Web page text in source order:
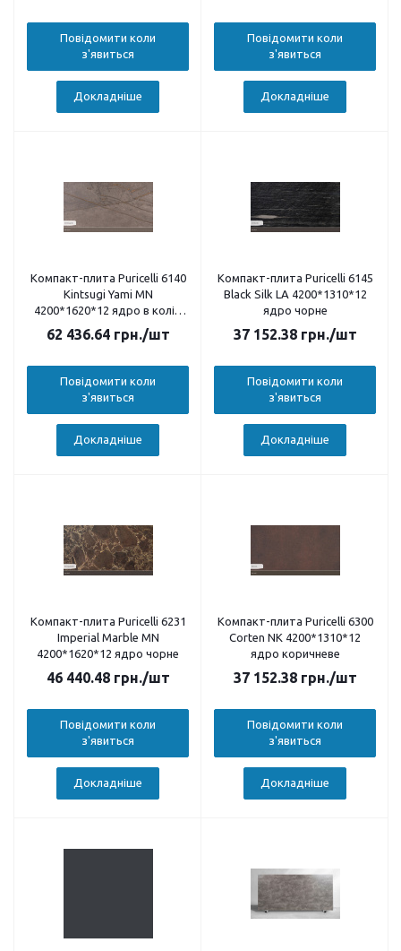
Повідомити коли
з'явиться
Докладніше
Повідомити коли
з'явиться
Докладніше
Компакт-плита Puricelli 6140
Kintsugi Yami MN
4200*1620*12 ядро в колір
декору
62 436.64грн./шт
Повідомити коли
з'явиться
Докладніше
Компакт-плита Puricelli 6145
Black Silk LA 4200*1310*12
ядро чорне
37 152.38грн./шт
Повідомити коли
з'явиться
Докладніше
Компакт-плита Puricelli 6231
Imperial Marble MN
4200*1620*12 ядро чорне
46 440.48грн./шт
Повідомити коли
з'явиться
Докладніше
Компакт-плита Puricelli 6300
Corten NK 4200*1310*12
ядро коричневе
37 152.38грн./шт
Повідомити коли
з'явиться
Докладніше